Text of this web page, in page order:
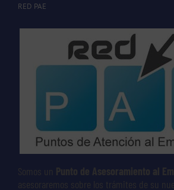
RED PAE
Somos un Punto de Asesoramiento al
asesoraremos sobre los trámites de su